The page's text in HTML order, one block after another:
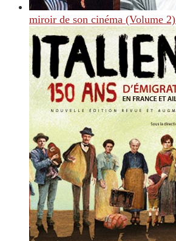
miroir de son cinéma (Volume 2)